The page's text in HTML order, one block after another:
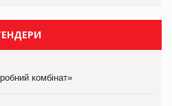
комбінат»